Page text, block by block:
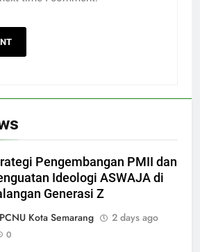
Pengembangan PMII dan
Ideologi ASWAJA di
Generasi Z
PCNU Kota Semarang
2 days ago
0
Makesta Raya Perkuat Idiologi
dan Tradisi Aswaja di
lingkungan Pelajar Yayasan Al
Fattah
BANOM BERITA
MENGENANG EYANG